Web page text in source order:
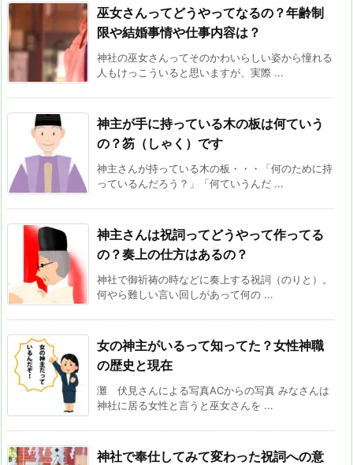
巫女さんってどうやってなるの？年齢制
限や結婚事情や仕事内容は？
神社の巫女さんってそのかわいらしい姿から憧れる
人もけっこういると思いますが、実際 ...
神主が手に持っている木の板は何ていう
の？笏（しゃく）です
神主さんが持っている木の板・・・「何のために持
っているんだろう？」「何ていうんだ ...
神主さんは祝詞ってどうやって作ってる
の？奏上の仕方はあるの？
神社で御祈祷の時などに奏上する祝詞（のりと）。
何やら難しい言い回しがあって何の ...
女の神主がいるって知ってた？女性神職
の歴史と現在
灘 伏見さんによる写真ACからの写真 みなさんは
神社に居る女性と言うと巫女さんを ...
神社で奉仕してみて変わった祝詞への意